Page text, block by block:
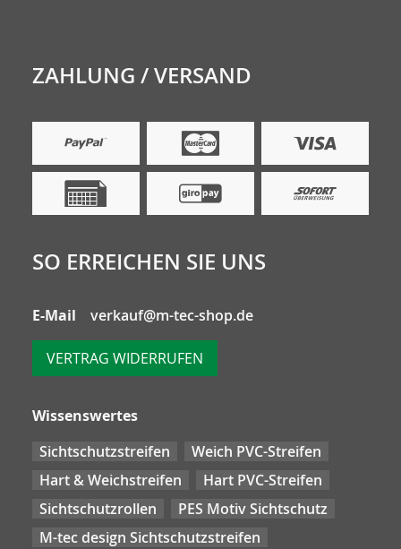
ZAHLUNG / VERSAND
SO ERREICHEN SIE UNS
E-Mail verkauf@m-tec-shop.de
VERTRAG WIDERRUFEN
Wissenswertes
Sichtschutzstreifen
Weich PVC-Streifen
Hart & Weichstreifen
Hart PVC-Streifen
Sichtschutzrollen
PES Motiv Sichtschutz
M-tec design Sichtschutzstreifen